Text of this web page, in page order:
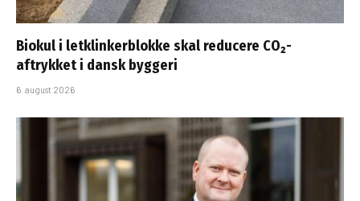
Biokul i letklinkerblokke skal reducere CO₂-
aftrykket i dansk byggeri
6. august 2026